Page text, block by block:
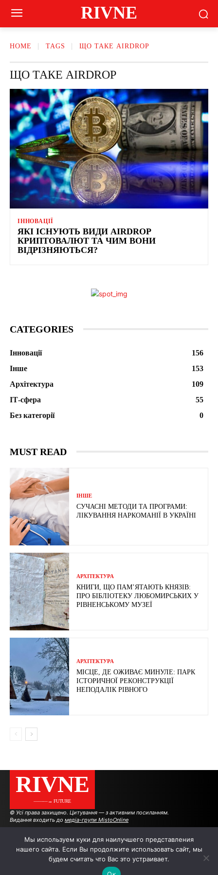
RIVNE
HOME TAGS ЩО ТАКЕ AIRDROP
ЩО ТАКЕ AIRDROP
ІННОВАЦІЇ
ЯКІ ІСНУЮТЬ ВИДИ AIRDROP
КРИПТОВАЛЮТ ТА ЧИМ ВОНИ
ВІДРІЗНЯЮТЬСЯ?
CATEGORIES
Інновації
156
Інше
153
Архітектура
109
ІТ-сфера
55
Без категорії
0
MUST READ
ІНШЕ
СУЧАСНІ МЕТОДИ ТА ПРОГРАМИ:
ЛІКУВАННЯ НАРКОМАНІЇ В УКРАЇНІ
АРХІТЕКТУРА
КНИГИ, ЩО ПАМ’ЯТАЮТЬ КНЯЗІВ:
ПРО БІБЛІОТЕКУ ЛЮБОМИРСЬКИХ У
РІВНЕНСЬКОМУ МУЗЕЇ
АРХІТЕКТУРА
МІСЦЕ, ДЕ ОЖИВАЄ МИНУЛЕ: ПАРК
ІСТОРИЧНОЇ РЕКОНСТРУКЦІЇ
НЕПОДАЛІК РІВНОГО
RIVNE
———→ FUTURE
© Усі права захищено. Цитування — з активним посиланням.
Видання входить до медіа-групи MistoOnline
АВТОРИ РЕКЛАМА НА САЙТІ
Мы используем куки для наилучшего представления
нашего сайта. Если Вы продолжите использовать сайт, мы
будем считать что Вас это устраивает.